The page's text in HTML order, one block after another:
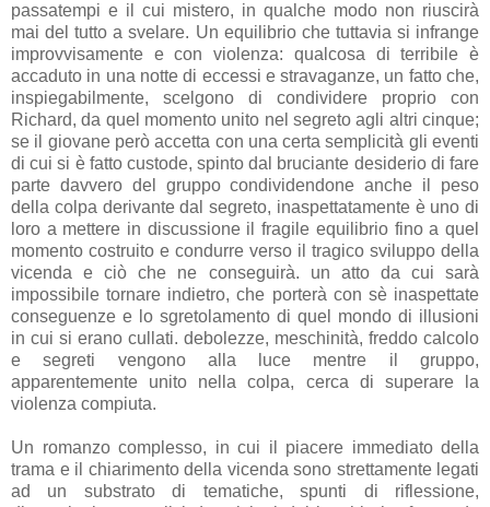
passatempi e il cui mistero, in qualche modo non riuscirà
mai del tutto a svelare. Un equilibrio che tuttavia si infrange
improvvisamente e con violenza: qualcosa di terribile è
accaduto in una notte di eccessi e stravaganze, un fatto che,
inspiegabilmente, scelgono di condividere proprio con
Richard, da quel momento unito nel segreto agli altri cinque;
se il giovane però accetta con una certa semplicità gli eventi
di cui si è fatto custode, spinto dal bruciante desiderio di fare
parte davvero del gruppo condividendone anche il peso
della colpa derivante dal segreto, inaspettatamente è uno di
loro a mettere in discussione il fragile equilibrio fino a quel
momento costruito e condurre verso il tragico sviluppo della
vicenda e ciò che ne conseguirà. un atto da cui sarà
impossibile tornare indietro, che porterà con sè inaspettate
conseguenze e lo sgretolamento di quel mondo di illusioni
in cui si erano cullati. debolezze, meschinità, freddo calcolo
e segreti vengono alla luce mentre il gruppo,
apparentemente unito nella colpa, cerca di superare la
violenza compiuta.
Un romanzo complesso, in cui il piacere immediato della
trama e il chiarimento della vicenda sono strettamente legati
ad un substrato di tematiche, spunti di riflessione,